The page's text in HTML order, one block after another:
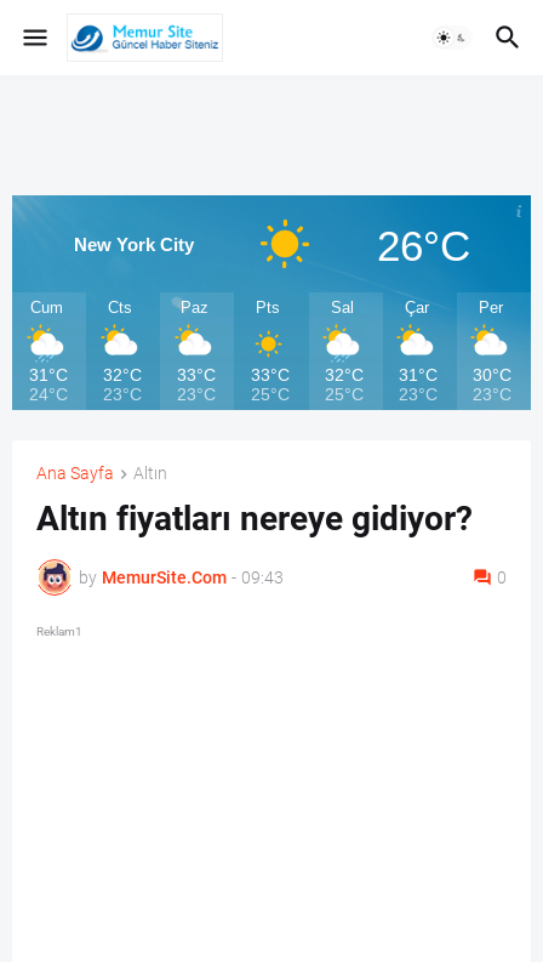
New York City 26°C
Cum
31°C
24°C
Cts
32°C
23°C
Paz
33°C
23°C
Pts
33°C
25°C
Sal
32°C
25°C
Çar
31°C
23°C
Per
30°C
23°C
Ana Sayfa Altın
Altın fiyatları nereye gidiyor?
by MemurSite.Com - 09:43 0
Reklam1